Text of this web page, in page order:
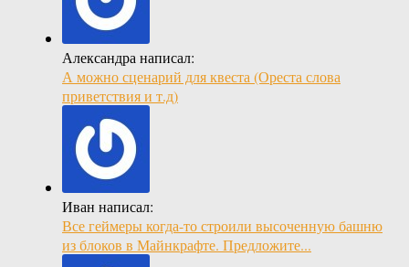
Александра написал:
А можно сценарий для квеста (Ореста слова
приветствия и т.д)
Иван написал:
Все геймеры когда-то строили высоченную башню
из блоков в Майнкрафте. Предложите...